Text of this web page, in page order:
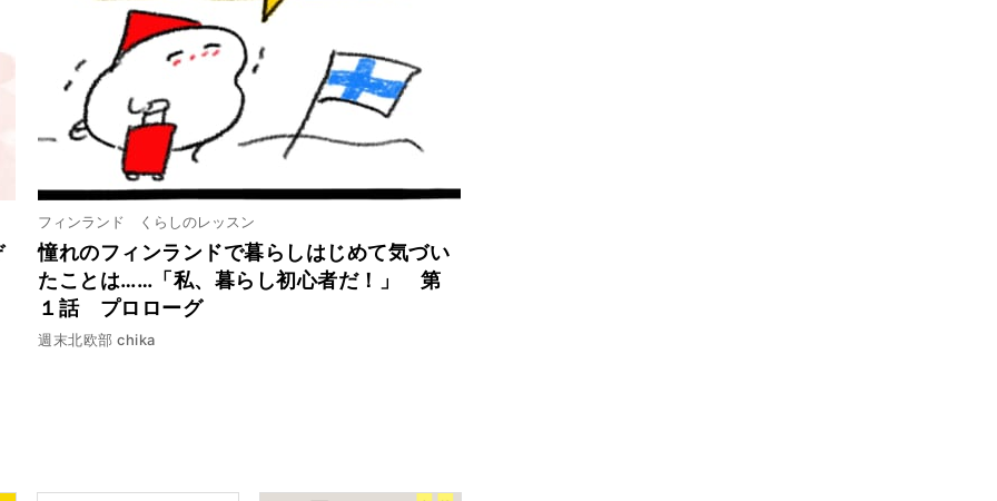
フィンランド くらしのレッスン
憧れのフィンランドで暮らしはじめて気づい
たことは……「私、暮らし初心者だ！」 第
１話 プロローグ
週末北欧部 chika